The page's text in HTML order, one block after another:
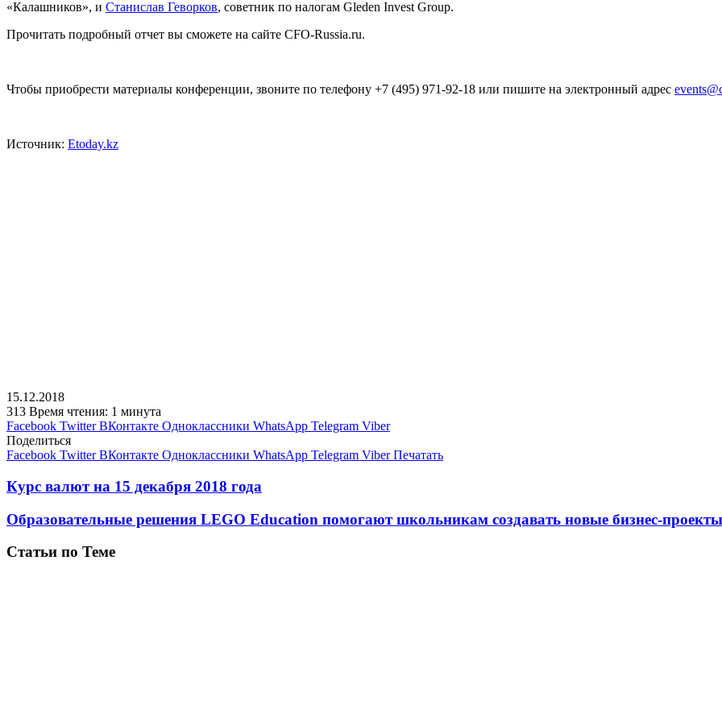
«Калашников», и Станислав Геворков, советник по налогам Gleden Invest Group.
Прочитать подробный отчет вы сможете на сайте CFO-Russia.ru.
Чтобы приобрести материалы конференции, звоните по телефону +7 (495) 971-92-18 или пишите на электронный адрес
Источник: Etoday.kz
15.12.2018
313 Время чтения: 1 минута
Facebook Twitter ВКонтакте Одноклассники WhatsApp Telegram Viber
Поделиться
Facebook Twitter ВКонтакте Одноклассники WhatsApp Telegram Viber Печатать
Курс валют на 15 декабря 2018 года
Образовательные решения LEGO Education помогают школьникам создавать новые бизнес-проекты
Статьи по Теме